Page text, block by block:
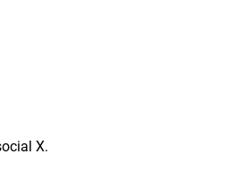
X.